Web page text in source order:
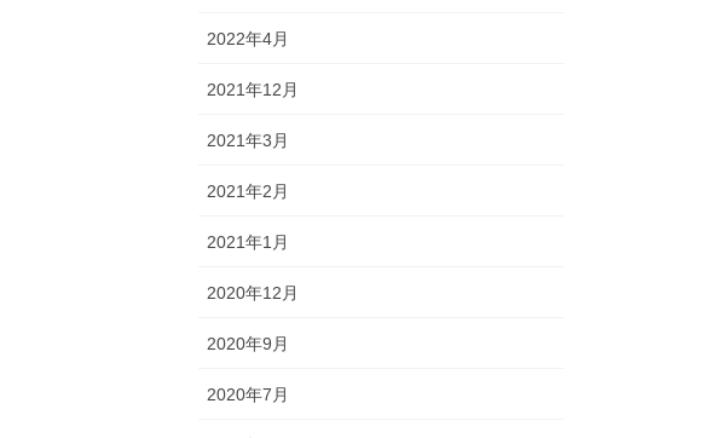
2022年4月
2021年12月
2021年3月
2021年2月
2021年1月
2020年12月
2020年9月
2020年7月